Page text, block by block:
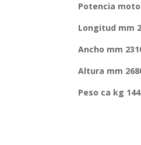
Potencia
Longitud mm
Ancho mm
Altura mm
Peso ca kg